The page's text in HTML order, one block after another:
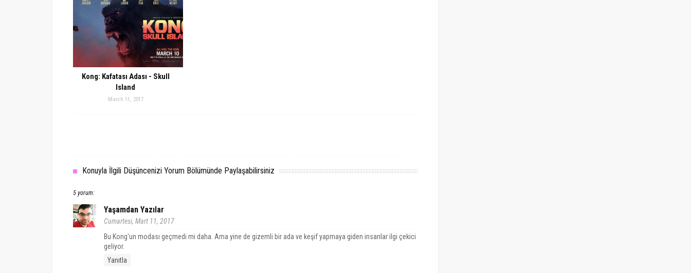
Kong: Kafatası Adası - Skull
Island
March 11, 2017
Konuyla İlgili Düşüncenizi Yorum Bölümünde Paylaşabilirsiniz
5 yorum:
Yaşamdan Yazılar
Cumartesi, Mart 11, 2017
Bu Kong'un modası geçmedi mi daha. Ama yine de gizemli bir ada ve keşif yapmaya giden insanlar ilgi çekici
geliyor.
Yanıtla